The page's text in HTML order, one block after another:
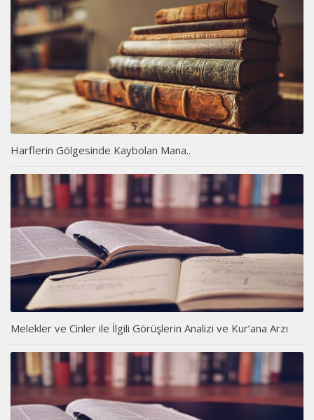
Harflerin Gölgesinde Kaybolan Mana..
Melekler ve Cinler ile İlgili Görüşlerin Analizi ve Kur’ana Arzı